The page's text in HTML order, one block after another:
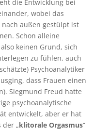
die Entwicklung bei
wobei das
außen gestülpt ist
Schon alleine
keinen Grund, sich
zu fühlen, auch
Psychoanalytiker
dass Frauen einen
Siegmund Freud hatte
psychoanalytische
entwickelt, aber er hat
der „klitorale Orgasmus“